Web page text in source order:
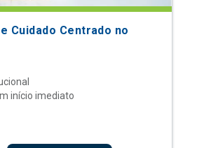
Cuidado Centrado no
início imediato